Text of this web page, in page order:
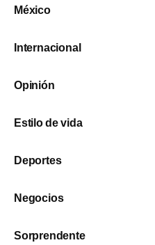
México
Internacional
Opinión
Estilo de vida
Deportes
Negocios
Sorprendente